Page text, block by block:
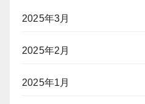
2025年3月
2025年2月
2025年1月